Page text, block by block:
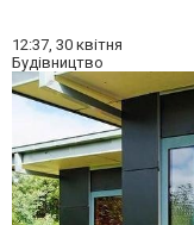
12:37, 30 квітня
Будівництво